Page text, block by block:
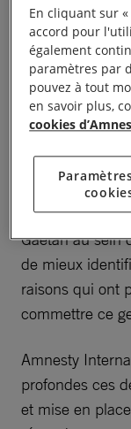
directeurs de
Royaume-
Sénégal) et
Nous saluons
les membres
travaillé avec
équilibrée de
Gaëtan au sein
de mieux
raisons qui ont
commettre ce
Amnesty
profondes ces
et mise en
En cliquant sur «
accord pour
également
paramètres par
pouvez à tout
en savoir plus,
cookies